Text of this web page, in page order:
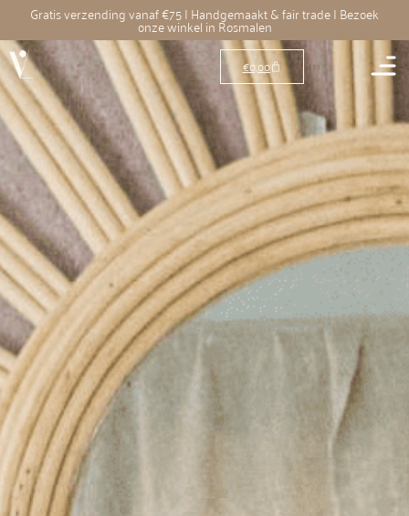
Gratis verzending vanaf €75 | Handgemaakt & fair trade | Bezoek
onze winkel in Rosmalen
€0,00